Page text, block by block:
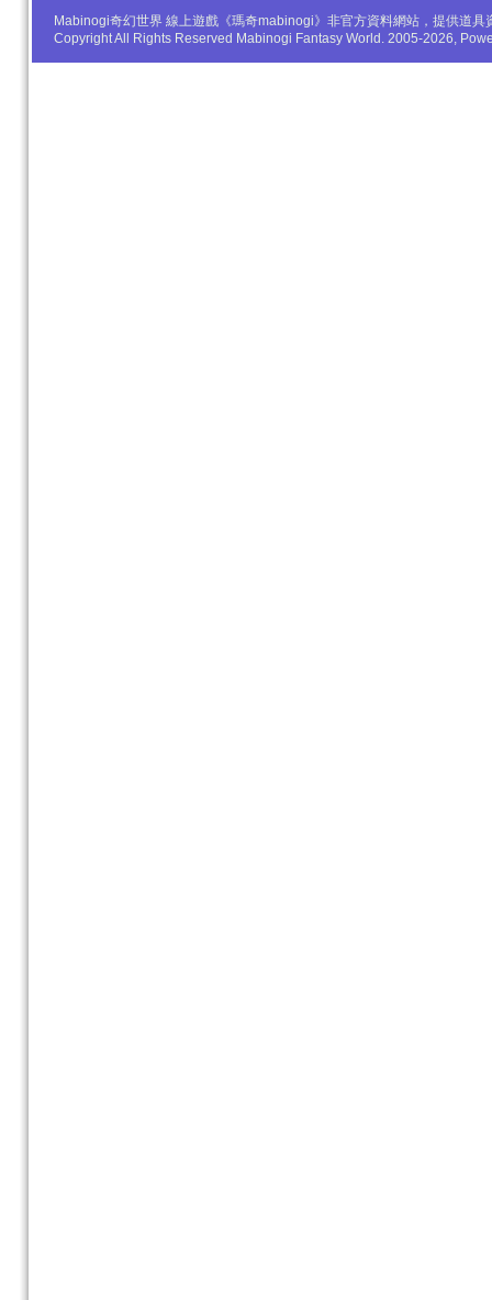
Mabinogi奇幻世界 線上遊戲《瑪奇mabinogi》非官方資料網站，提供道
Copyright All Rights Reserved Mabinogi Fantasy World. 2005-2026,